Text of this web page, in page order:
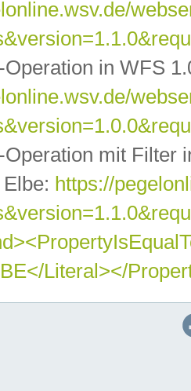
in WFS
mit Filter
https://
Literal></